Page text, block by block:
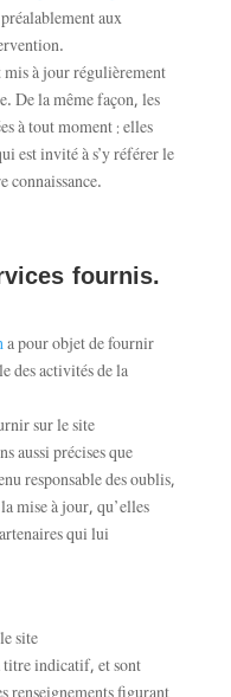
aux
à jour régulièrement
De la même façon, les
à tout moment : elles
est invité à s’y référer le
connaissance.
fournis.
a pour objet de fournir
des activités de la
sur le site
aussi précises que
responsable des oublis,
mise à jour, qu’elles
qui lui
site
titre indicatif, et sont